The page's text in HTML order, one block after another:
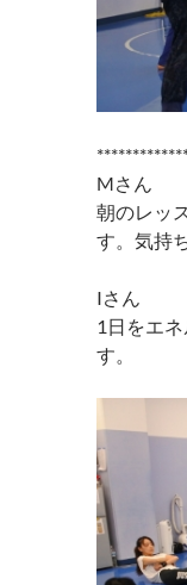
Mさん
朝のレッ
す。気持
Iさん
1日をエ
す。